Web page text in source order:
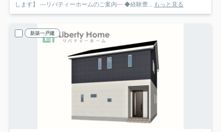
します】 ---リバティーホームのご案内--- ◆経験豊... もっと見る
新築一戸建